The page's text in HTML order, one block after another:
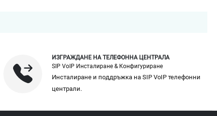
ИЗГРАЖДАНЕ НА ТЕЛЕФОННА ЦЕНТРАЛА
SIP VoIP Инсталиране & Конфигуриране
Инсталиране и поддръжка на SIP VoIP телефонни
централи.